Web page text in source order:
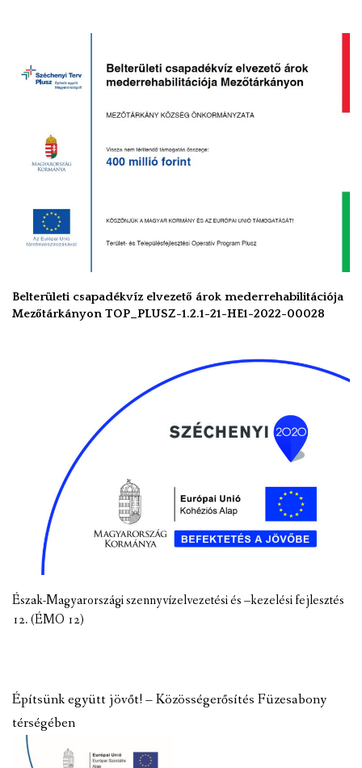
Belterületi csapadékvíz elvezető árok mederrehabilitációja
Mezőtárkányon TOP_PLUSZ-1.2.1-21-HE1-2022-00028
Észak-Magyarországi szennyvízelvezetési és –kezelési fejlesztés
12. (ÉMO 12)
Építsünk együtt jövőt! – Közösségerősítés Füzesabony
térségében